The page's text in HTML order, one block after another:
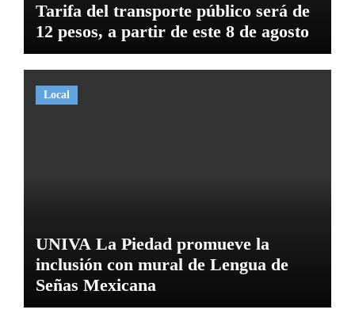
Tarifa del transporte público será de
12 pesos, a partir de este 8 de agosto
Local
UNIVA La Piedad promueve la
inclusión con mural de Lengua de
Señas Mexicana